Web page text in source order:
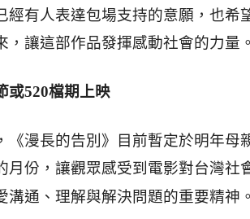
經有人表達包場支持的意願，也希
，讓這部作品發揮感動社會的力量。
或520檔期上映
《漫長的告別》目前暫定於明年母
月份，讓觀眾感受到電影對台灣社
溝通、理解與解決問題的重要精神。